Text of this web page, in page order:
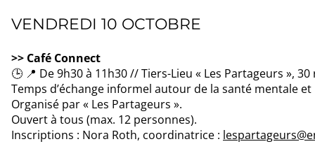
VENDREDI 10 OCTOBRE
>> Café Connect
🕒 📍 De 9h30 à 11h30 // Tiers-Lieu « Les Partageurs »,
Temps d’échange informel autour de la santé mentale
Organisé par « Les Partageurs ».
Ouvert à tous (max. 12 personnes).
Inscriptions : Nora Roth, coordinatrice :